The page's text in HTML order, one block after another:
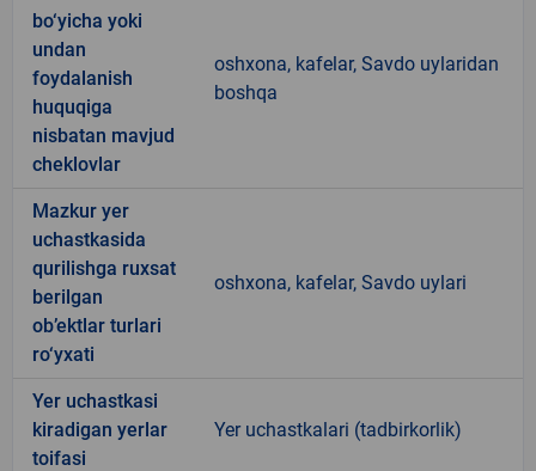
bo‘yicha yoki
undan
foydalanish
huquqiga
nisbatan mavjud
cheklovlar
oshxona, kafelar, Savdo uylaridan
boshqa
Mazkur yer
uchastkasida
qurilishga ruxsat
berilgan
ob’ektlar turlari
ro‘yxati
oshxona, kafelar, Savdo uylari
Yer uchastkasi
kiradigan yerlar
toifasi
Yer uchastkalari (tadbirkorlik)